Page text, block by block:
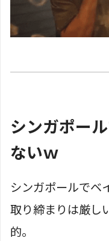
シンガポー
ないｗ
シンガポールでベ
取り締まりは厳し
的。